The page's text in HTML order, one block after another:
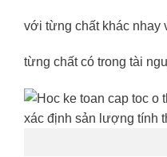
với từng chất khác nhay
từng chất có trong tài